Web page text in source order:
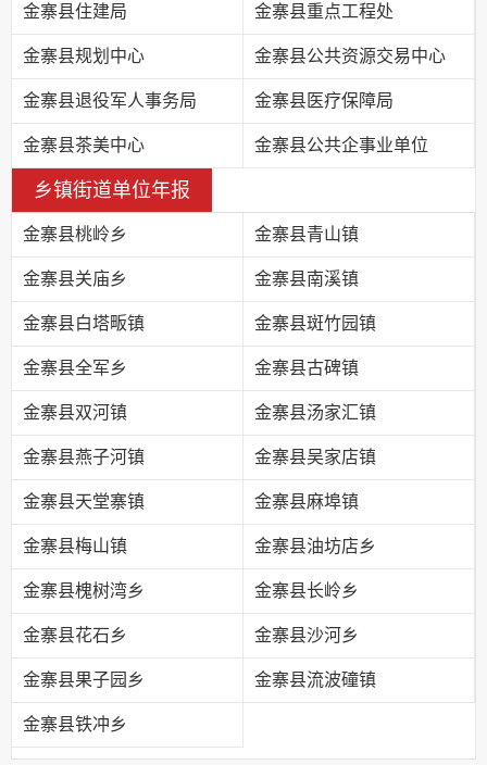
金寨县住建局 金寨县重点工程处
金寨县规划中心 金寨县公共资源交易中心
金寨县退役军人事务局 金寨县医疗保障局
金寨县茶美中心 金寨县公共企事业单位
乡镇街道单位年报
金寨县桃岭乡 金寨县青山镇
金寨县关庙乡 金寨县南溪镇
金寨县白塔畈镇 金寨县斑竹园镇
金寨县全军乡 金寨县古碑镇
金寨县双河镇 金寨县汤家汇镇
金寨县燕子河镇 金寨县吴家店镇
金寨县天堂寨镇 金寨县麻埠镇
金寨县梅山镇 金寨县油坊店乡
金寨县槐树湾乡 金寨县长岭乡
金寨县花石乡 金寨县沙河乡
金寨县果子园乡 金寨县流波䃥镇
金寨县铁冲乡